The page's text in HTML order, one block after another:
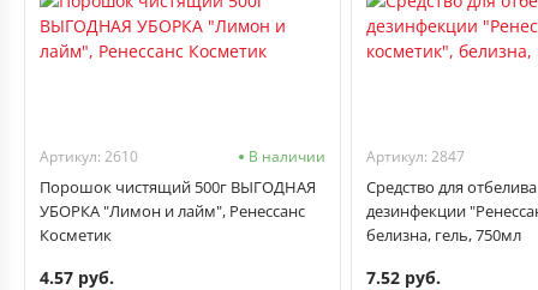
Артикул: 2610 В наличии
Порошок чистящий 500г ВЫГОДНАЯ
УБОРКА "Лимон и лайм", Ренессанс
Косметик
4.57 руб.
Артикул: 2847
Средство для
дезинфекции
белизна, гель, 750мл
7.52 руб.